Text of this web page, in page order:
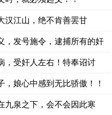
汉江山，绝不肯善罢甘
，发号施令，逮捕所有的奸
，受奸人左右！特奉诏讨
，娘心中感到无比骄傲！！
九泉之下，会不会因此寒